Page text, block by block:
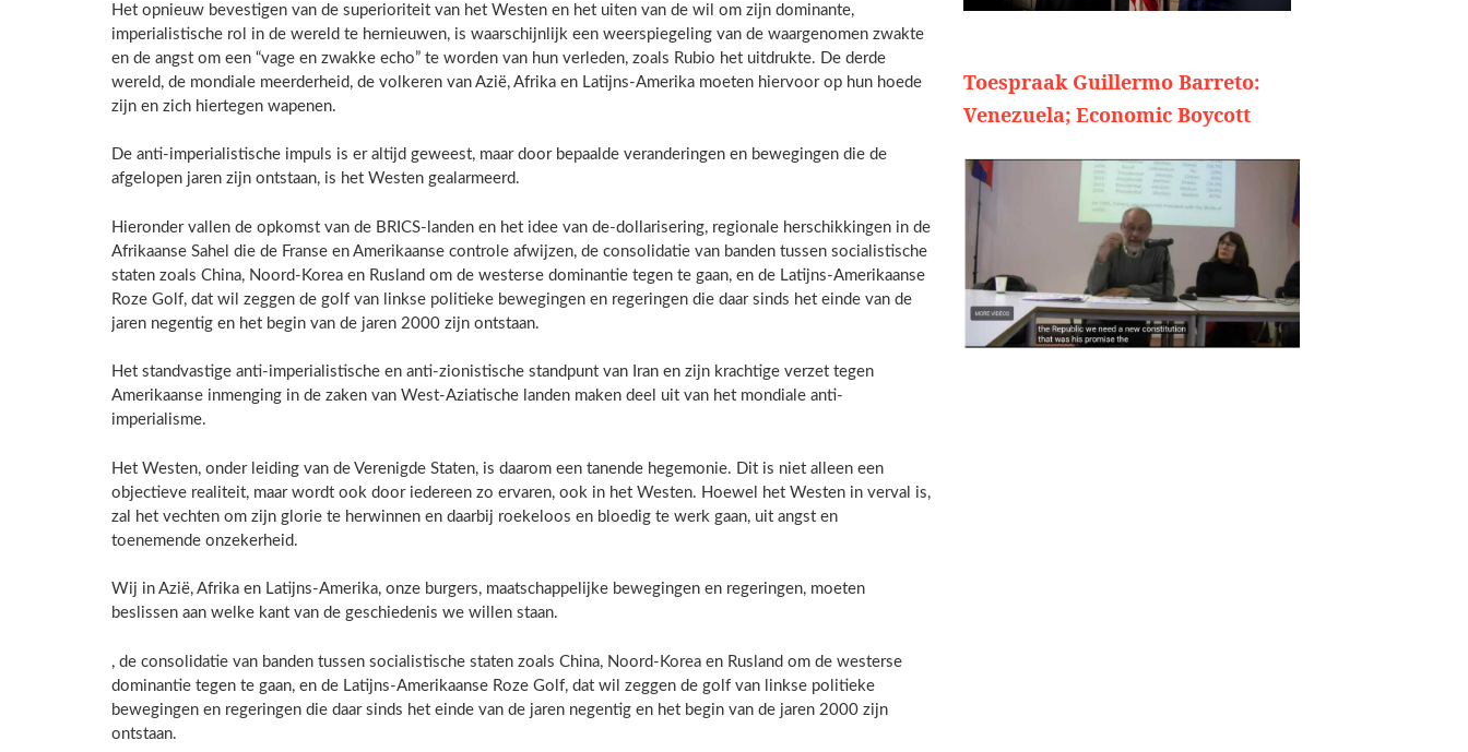
Het opnieuw bevestigen van de superioriteit van het Westen en het uiten van de wil om zijn dominante,
imperialistische rol in de wereld te hernieuwen, is waarschijnlijk een weerspiegeling van de waargenomen zwakte
en de angst om een “vage en zwakke echo” te worden van hun verleden, zoals Rubio het uitdrukte. De derde
wereld, de mondiale meerderheid, de volkeren van Azië, Afrika en Latijns-Amerika moeten hiervoor op hun hoede
zijn en zich hiertegen wapenen.
De anti-imperialistische impuls is er altijd geweest, maar door bepaalde veranderingen en bewegingen die de
afgelopen jaren zijn ontstaan, is het Westen gealarmeerd.
Hieronder vallen de opkomst van de BRICS-landen en het idee van de-dollarisering, regionale herschikkingen in de
Afrikaanse Sahel die de Franse en Amerikaanse controle afwijzen, de consolidatie van banden tussen socialistische
staten zoals China, Noord-Korea en Rusland om de westerse dominantie tegen te gaan, en de Latijns-Amerikaanse
Roze Golf, dat wil zeggen de golf van linkse politieke bewegingen en regeringen die daar sinds het einde van de
jaren negentig en het begin van de jaren 2000 zijn ontstaan.
Het standvastige anti-imperialistische en anti-zionistische standpunt van Iran en zijn krachtige verzet tegen
Amerikaanse inmenging in de zaken van West-Aziatische landen maken deel uit van het mondiale anti-
imperialisme.
Het Westen, onder leiding van de Verenigde Staten, is daarom een tanende hegemonie. Dit is niet alleen een
objectieve realiteit, maar wordt ook door iedereen zo ervaren, ook in het Westen. Hoewel het Westen in verval is,
zal het vechten om zijn glorie te herwinnen en daarbij roekeloos en bloedig te werk gaan, uit angst en
toenemende onzekerheid.
Wij in Azië, Afrika en Latijns-Amerika, onze burgers, maatschappelijke bewegingen en regeringen, moeten
beslissen aan welke kant van de geschiedenis we willen staan.
, de consolidatie van banden tussen socialistische staten zoals China, Noord-Korea en Rusland om de westerse
dominantie tegen te gaan, en de Latijns-Amerikaanse Roze Golf, dat wil zeggen de golf van linkse politieke
bewegingen en regeringen die daar sinds het einde van de jaren negentig en het begin van de jaren 2000 zijn
ontstaan.
Toespraak Guillermo Barreto:
Venezuela; Economic Boycott